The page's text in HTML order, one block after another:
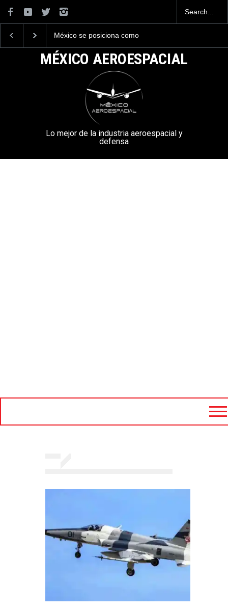
México se posiciona como
aeroespacial del mundo, al
superar los 13,600 millones
de dólares en exportaciones
la Armada de México
MÉXICO AEROESPACIAL
Lo mejor de la industria aeroespacial y
defensa